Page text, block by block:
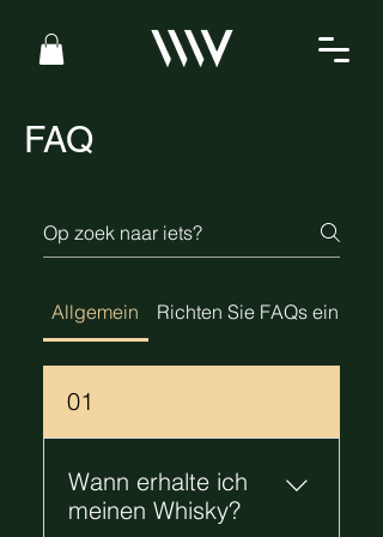
FAQ
Allgemein Richten Sie FAQs ein
01
Wann erhalte ich
meinen Whisky?